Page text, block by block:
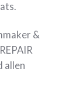
&
allen